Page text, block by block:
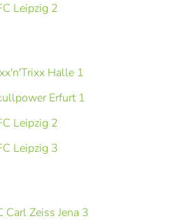
Leipzig 2
Halle 1
Erfurt 1
Leipzig 2
Leipzig 3
Carl Zeiss Jena 3